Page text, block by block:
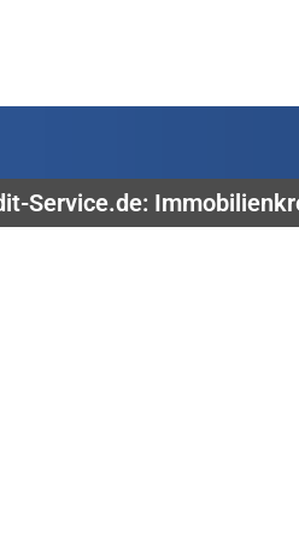
Service.de: